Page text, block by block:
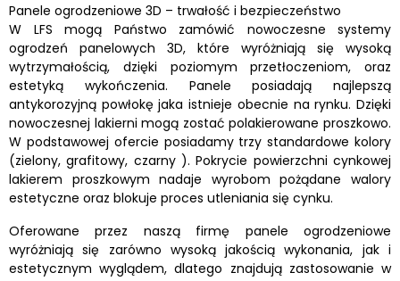
Panele ogrodzeniowe 3D – trwałość i bezpieczeństwo
W LFS mogą Państwo zamówić nowoczesne systemy
ogrodzeń panelowych 3D, które wyróżniają się wysoką
wytrzymałością, dzięki poziomym przetłoczeniom, oraz
estetyką wykończenia. Panele posiadają najlepszą
antykorozyjną powłokę jaka istnieje obecnie na rynku. Dzięki
nowoczesnej lakierni mogą zostać polakierowane proszkowo.
W podstawowej ofercie posiadamy trzy standardowe kolory
(zielony, grafitowy, czarny ). Pokrycie powierzchni cynkowej
lakierem proszkowym nadaje wyrobom pożądane walory
estetyczne oraz blokuje proces utleniania się cynku.
Oferowane przez naszą firmę panele ogrodzeniowe
wyróżniają się zarówno wysoką jakością wykonania, jak i
estetycznym wyglądem, dlatego znajdują zastosowanie w